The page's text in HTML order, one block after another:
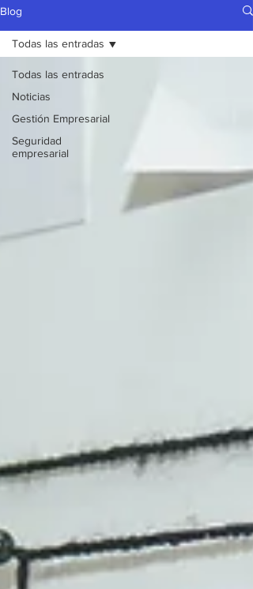
Blog
Todas las entradas
Noticias
Gestión Empresarial
Seguridad
empresarial
Todas las entradas